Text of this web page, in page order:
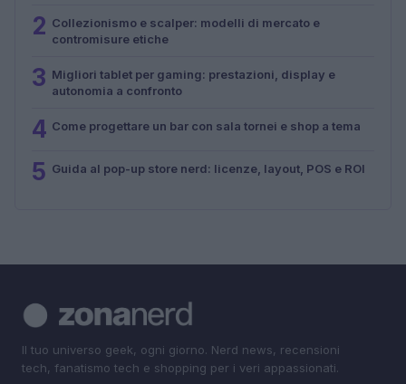
2 Collezionismo e scalper: modelli di mercato e
contromisure etiche
3 Migliori tablet per gaming: prestazioni, display e
autonomia a confronto
4 Come progettare un bar con sala tornei e shop a tema
5 Guida al pop-up store nerd: licenze, layout, POS e ROI
Il tuo universo geek, ogni giorno. Nerd news, recensioni
tech, fanatismo tech e shopping per i veri appassionati.